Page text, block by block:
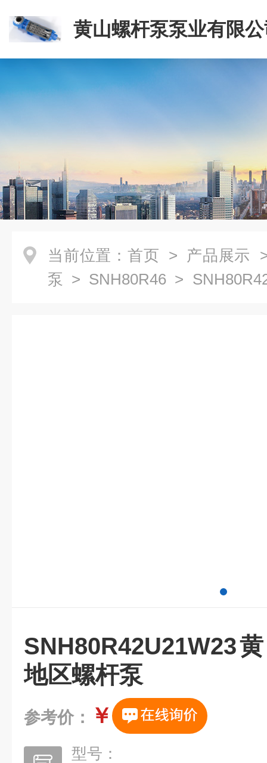
黄山螺杆泵泵业有限
当前位置： 首页 > 产品展示
泵 > SNH80R46 >
SNH80R42U21W23
地区螺杆泵
参考价： ￥
型号：